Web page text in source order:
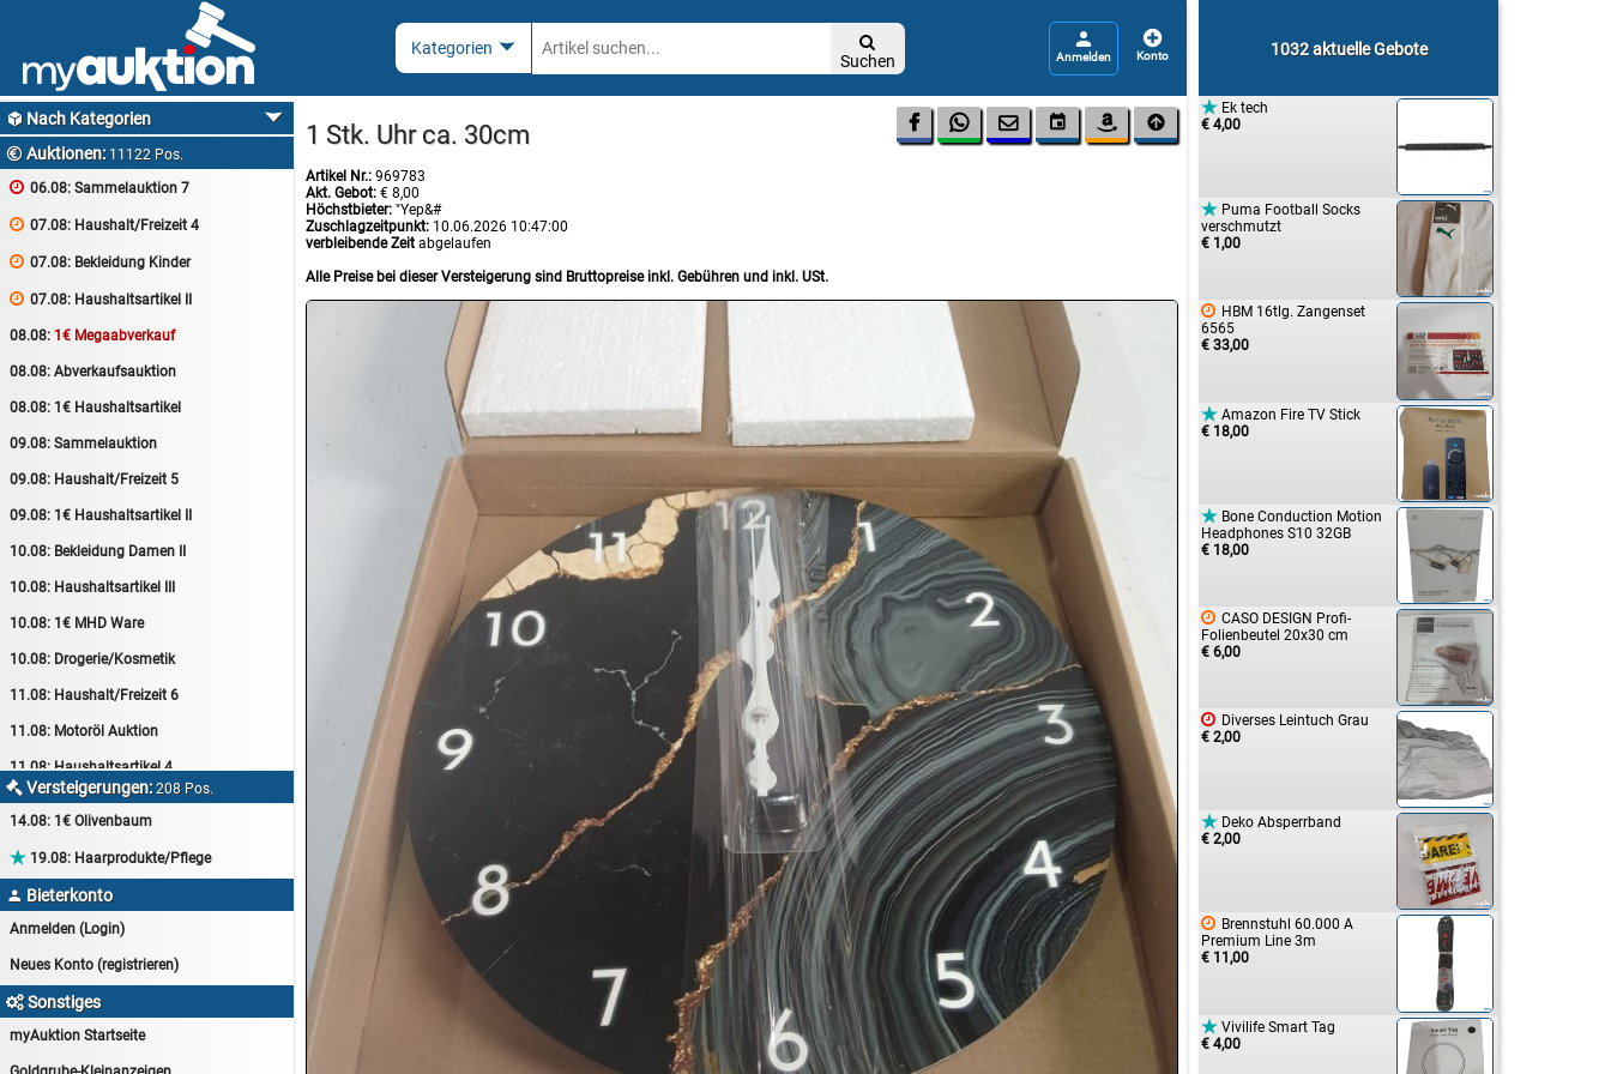

Suchen
 
 Nach Kategorien
 Auktionen: 11122 Pos.
 06.08: Sammelauktion 7
 07.08: Haushalt/Freizeit 4
 07.08: Bekleidung Kinder
 07.08: Haushaltsartikel II
08.08: 1€ Megaabverkauf
08.08: Abverkaufsauktion
08.08: 1€ Haushaltsartikel
09.08: Sammelauktion
09.08: Haushalt/Freizeit 5
09.08: 1€ Haushaltsartikel II
10.08: Bekleidung Damen II
10.08: Haushaltsartikel III
10.08: 1€ MHD Ware
10.08: Drogerie/Kosmetik
11.08: Haushalt/Freizeit 6
11.08: Motoröl Auktion
11.08:Haushaltsartikel 4
11.08:Haushalt/Freizeit 7
12.08:Arbeitshandschuhe
12.08:Pralinen Auktion
12.08:Haushaltsartikel 5
13.08:1€ Totalabverkauf
 Versteigerungen:208 Pos.
14.08: 1€ Olivenbaum
 19.08: Haarprodukte/Pflege
 Bieterkonto
Anmelden (Login)
Neues Konto (registrieren)
Sonstiges
myAuktion Startseite
1032 aktuelle Gebote
 Ek tech
€ 4,00
 Puma Football Socks
verschmutzt
€ 1,00
 HBM 16tlg. Zangenset
6565
€ 33,00
 Amazon Fire TV Stick
€ 18,00
 Bone Conduction Motion
Headphones S10 32GB
€ 18,00
 CASO DESIGN Profi-
Folienbeutel 20x30 cm
€ 6,00
 Diverses Leintuch Grau
€ 2,00
 Deko Absperrband
€ 2,00
 Brennstuhl 60.000 A
Premium Line 3m
€ 11,00
 Vivilife Smart Tag
€ 4,00
     
1 Stk. Uhr ca. 30cm
Artikel Nr.: 969783
Akt. Gebot: € 8,00
Höchstbieter: "Yep&#
Zuschlagzeitpunkt: 10.06.2026 10:47:00
verbleibende Zeit abgelaufen
Alle Preise bei dieser Versteigerung sind Bruttopreise inkl. Gebühren und inkl. USt.